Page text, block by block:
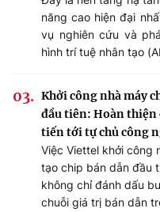
năng cao hiện đại
vụ nghiên cứu và
hình trí tuệ nhân tạo
Khởi công nhà máy
đầu tiên: Hoàn
tiến tới tự chủ công
Việc Viettel khởi công
tạo chip bán dẫn đầu
không chỉ đánh dấu
chuỗi giá trị bán dẫn